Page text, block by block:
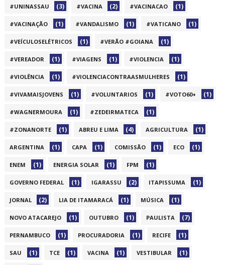
#UNINASSAU (3) #VACINA (2) #VACINACAO (1)
#VACINAÇÃO (1) #VANDALISMO (1) #VATICANO (1)
#VEÍCULOSELÉTRICOS (1) #VERÃO #GOIANA (1)
#VEREADOR (1) #VIAGENS (1) #VIOLENCIA (1)
#VIOLÊNCIA (1) #VIOLENCIACONTRAASMULHERES (1)
#VIVAMAISJOVENS (1) #VOLUNTARIOS (1) #VOTO60+ (1)
#WAGNERMOURA (1) #ZEDEIRMATECA (1)
#ZONANORTE (1) ABREU E LIMA (4) AGRICULTURA (1)
ARGENTINA (1) CAPA (1) COMISSÃO (1) ECO (1)
ENEM (1) ENERGIA SOLAR (1) FPM (1)
GOVERNO FEDERAL (1) IGARASSU (2) ITAPISSUMA (1)
JORNAL (2) LIA DE ITAMARACÁ (1) MÚSICA (1)
NOVO ATACAREJO (1) OUTUBRO (1) PAULISTA (7)
PERNAMBUCO (1) PROCURADORIA (1) RECIFE (1)
SAU (1) TCE (1) VACINA (1) VESTIBULAR (1)